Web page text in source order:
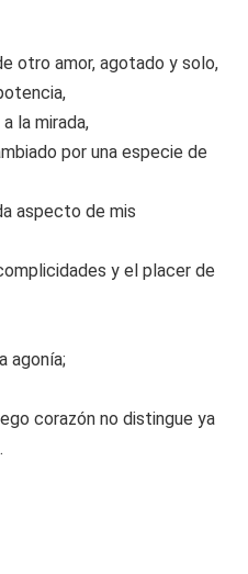
otro amor, agotado y solo,
la mirada,
por una especie de
aspecto de mis
y el placer de
agonía;
corazón no distingue ya